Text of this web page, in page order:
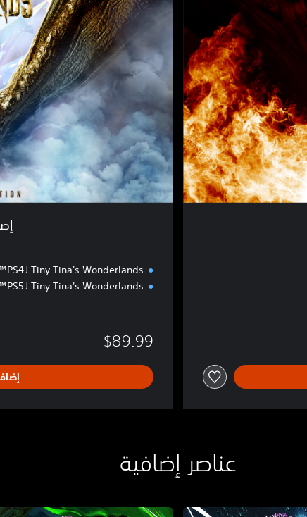
ا
ض
ا
م
ت
أ
Tiny Tina's Wonderlands لـPS4™
Tiny Tina's Wonderlands لـPS5™
$89.99
عناصر إضافية